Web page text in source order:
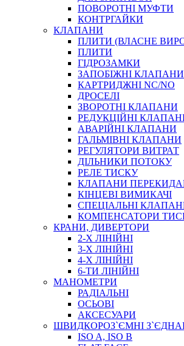
КОНЕКТОРИ
ХОМУТИ
ЧЕРВ`ЯЧНІ
ПРУЖИННІ
НЕЙЛОНОВІ
ПРОРЕЗИНЕНІ
АВТОТОВАРИ
АВТОХІМІЯ
ДОМКРАТИ
НАБОРИ ЗАПОБІЖНИКІВ, КЛЕМ,
ПОВОРОТНІ МУФТИ
КОНТРГАЙКИ
КЛАПАНИ
ПЛИТИ (ВЛАСНЕ
ПЛИТИ
ГІДРОЗАМКИ
ЗАПОБІЖНІ КЛАПАНИ
КАРТРИДЖНІ NC/NO
ДРОСЕЛІ
ЗВОРОТНІ КЛАПАНИ
РЕДУКЦІЙНІ
АВАРІЙНІ КЛАПАНИ
ГАЛЬМІВНІ КЛАПАНИ
РЕГУЛЯТОРИ ВИТРАТ
ДІЛЬНИКИ ПОТОКУ
РЕЛЕ ТИСКУ
КЛАПАНИ
КІНЦЕВІ ВИМИКАЧІ
СПЕЦІАЛЬНІ
КОМПЕНСАТОРИ
КРАНИ, ДИВЕРТОРИ
2-Х ЛІНІЙНІ
3-Х ЛІНІЙНІ
4-Х ЛІНІЙНІ
6-ТИ ЛІНІЙНІ
МАНОМЕТРИ
РАДІАЛЬНІ
ОСЬОВІ
АКСЕСУАРИ
ШВИДКОРОЗ`ЄМНІ
ISO A, ISO B